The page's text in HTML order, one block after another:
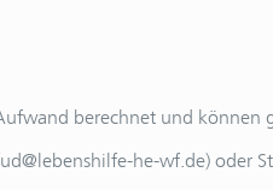
berechnet und können
he-wf.de) oder